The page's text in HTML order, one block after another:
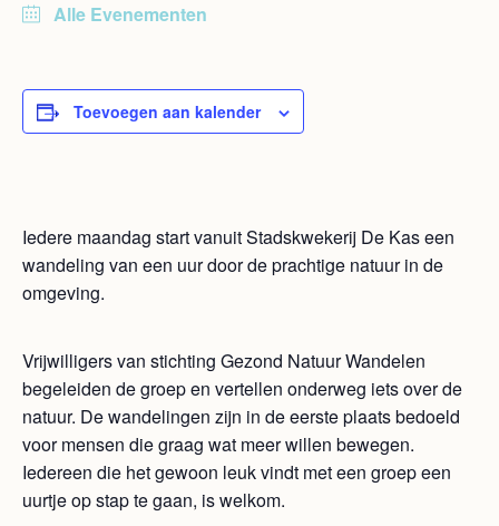
Alle Evenementen
Toevoegen aan kalender
Iedere maandag start vanuit Stadskwekerij De Kas een
wandeling van een uur door de prachtige natuur in de
omgeving.
Vrijwilligers van stichting Gezond Natuur Wandelen
begeleiden de groep en vertellen onderweg iets over de
natuur. De wandelingen zijn in de eerste plaats bedoeld
voor mensen die graag wat meer willen bewegen.
Iedereen die het gewoon leuk vindt met een groep een
uurtje op stap te gaan, is welkom.